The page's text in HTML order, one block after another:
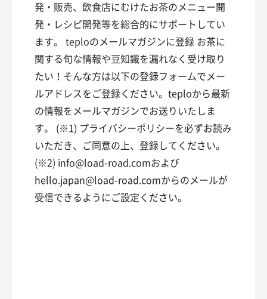
発・販売、飲食店にむけたお茶のメニュー開
発・レシピ開発等を総合的にサポートしてい
ます。 teploのメールマガジンに登録 お茶に
関する旬な情報や豆知識を漏れなく受け取り
たい！そんな方は以下の登録フォームでメー
ルアドレスをご登録ください。teploから最新
の情報をメールマガジンでお送りいたしま
す。 (※1) プライバシーポリシーを必ずお読み
いただき、ご同意の上、登録してください。
(※2) info@load-road.comおよび
hello.japan@load-road.comからのメールが
受信できるようにご設定ください。